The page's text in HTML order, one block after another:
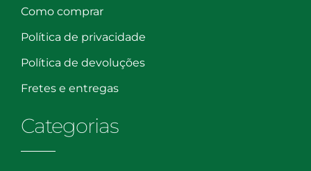
Como comprar
Política de privacidade
Política de devoluções
Fretes e entregas
Categorias